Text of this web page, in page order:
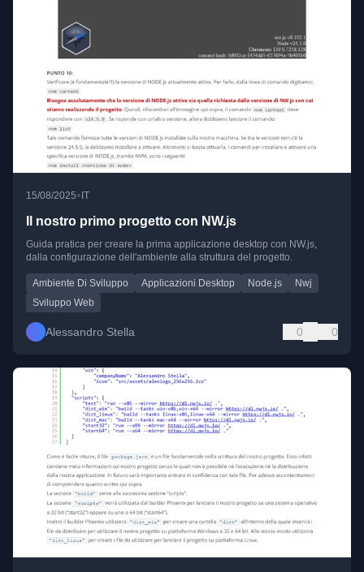
15/08/2025•IT
Il nostro primo progetto con NW.js
Guida pratica per creare la prima applicazione desktop con NW.js,
dalla configurazione dell'ambiente alla struttura del progetto.
Ambiente Di Sviluppo Applicazioni Desktop Node.js
Nwj
Sviluppo Web
Alessandro Stella 0 0